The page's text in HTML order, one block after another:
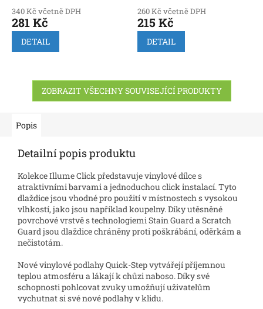
340 Kč včetně DPH
281 Kč
DETAIL
260 Kč včetně DPH
215 Kč
DETAIL
ZOBRAZIT VŠECHNY SOUVISEJÍCÍ PRODUKTY
Popis
Detailní popis produktu
Kolekce Illume Click představuje vinylové dílce s
atraktivními barvami a jednoduchou click instalací. Tyto
dlaždice jsou vhodné pro použití v místnostech s vysokou
vlhkostí, jako jsou například koupelny. Díky utěsněné
povrchové vrstvě s technologiemi Stain Guard a Scratch
Guard jsou dlaždice chráněny proti poškrábání, oděrkám a
nečistotám.
Nové vinylové podlahy Quick-Step vytvářejí příjemnou
teplou atmosféru a lákají k chůzi naboso. Díky své
schopnosti pohlcovat zvuky umožňují uživatelům
vychutnat si své nové podlahy v klidu.